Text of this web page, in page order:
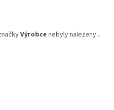
Výrobce nebyly nalezeny...